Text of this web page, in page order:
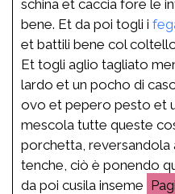
schina et caccia fore le
bene. Et da poi togli i
et battili bene col
Et togli aglio tagliato
lardo et un pocho di
ovo et pepero pesto et
mescola tutte queste
porchetta, reversandola
tenche, ciò è ponendo
da poi cusila inseme